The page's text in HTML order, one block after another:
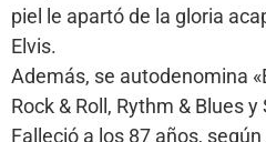
piel le apartó de la gloria
Elvis.
Además, se autodenomina
Rock & Roll, Rythm & Blues y
Falleció a los 87 años,